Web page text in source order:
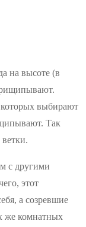
на высоте (в
которых выбирают
Так
с другими
этот
а созревшие
же комнатных